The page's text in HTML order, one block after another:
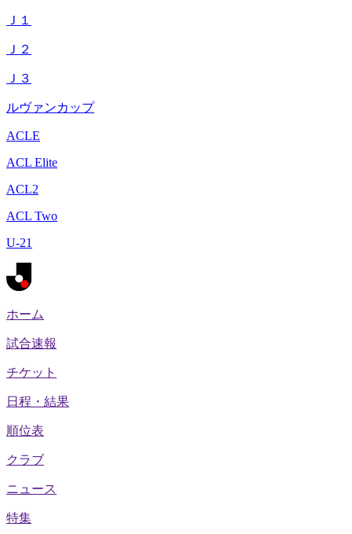
Ｊ１
Ｊ２
Ｊ３
ルヴァンカップ
ACLE
ACL Elite
ACL2
ACL Two
U-21
ホーム
試合速報
チケット
日程・結果
順位表
クラブ
ニュース
特集